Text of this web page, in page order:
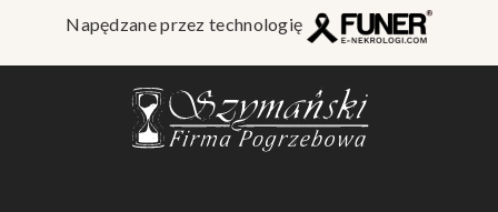
Napędzane przez technologię